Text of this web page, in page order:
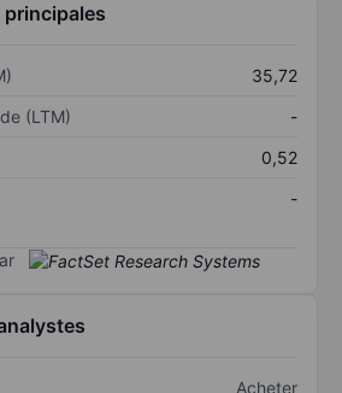
35,72
(LTM)
-
0,52
-
Acheter